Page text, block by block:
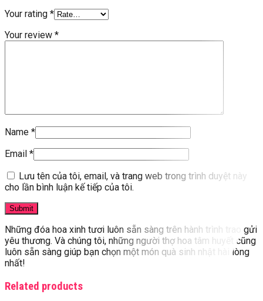
Your rating *
Your review *
Name *
Email *
Lưu tên của tôi, email, và trang web trong trình duyệt này
cho lần bình luận kế tiếp của tôi.
Những đóa hoa xinh tươi luôn sẵn sàng trên hành trình trao gửi
yêu thương. Và chúng tôi, những người thợ hoa tâm huyết cũng
luôn sẵn sàng giúp bạn chọn một món quà sinh nhật hài lòng
nhất!
Related products